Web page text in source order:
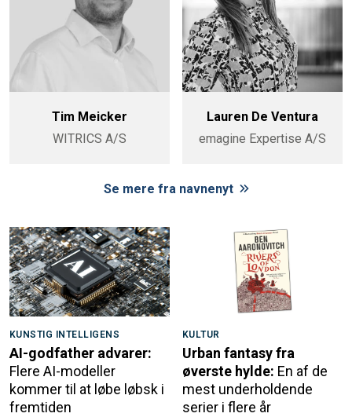
Tim Meicker
WITRICS A/S
Lauren De Ventura
emagine Expertise A/S
Se mere fra navnenyt
KUNSTIG INTELLIGENS
AI-godfather advarer:
Flere AI-modeller
kommer til at løbe løbsk i
fremtiden
KULTUR
Urban fantasy fra
øverste hylde: En af de
mest underholdende
serier i flere år